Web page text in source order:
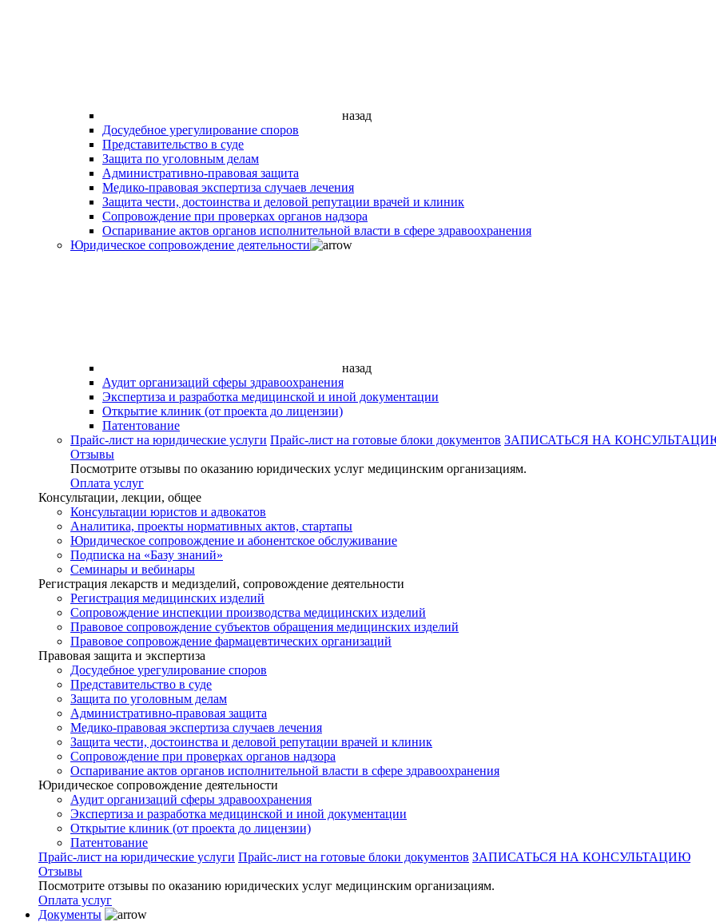
назад
Досудебное урегулирование споров
Представительство в суде
Защита по уголовным делам
Административно-правовая защита
Медико-правовая экспертиза случаев лечения
Защита чести, достоинства и деловой репутации врачей и клиник
Сопровождение при проверках органов надзора
Оспаривание актов органов исполнительной власти в сфере здравоохранения
Юридическое сопровождение деятельности
назад
Аудит организаций сферы здравоохранения
Экспертиза и разработка медицинской и иной документации
Открытие клиник (от проекта до лицензии)
Патентование
Прайс-лист на юридические услуги Прайс-лист на готовые блоки документов ЗАПИСАТЬСЯ НА
Отзывы
Посмотрите отзывы по оказанию юридических услуг медицинским организациям.
Оплата услуг
Консультации, лекции, общее
Консультации юристов и адвокатов
Аналитика, проекты нормативных актов, стартапы
Юридическое сопровождение и абонентское обслуживание
Подписка на «Базу знаний»
Семинары и вебинары
Регистрация лекарств и медизделий, сопровождение деятельности
Регистрация медицинских изделий
Сопровождение инспекции производства медицинских изделий
Правовое сопровождение субъектов обращения медицинских изделий
Правовое сопровождение фармацевтических организаций
Правовая защита и экспертиза
Досудебное урегулирование споров
Представительство в суде
Защита по уголовным делам
Административно-правовая защита
Медико-правовая экспертиза случаев лечения
Защита чести, достоинства и деловой репутации врачей и клиник
Сопровождение при проверках органов надзора
Оспаривание актов органов исполнительной власти в сфере здравоохранения
Юридическое сопровождение деятельности
Аудит организаций сферы здравоохранения
Экспертиза и разработка медицинской и иной документации
Открытие клиник (от проекта до лицензии)
Патентование
Прайс-лист на юридические услуги Прайс-лист на готовые блоки документов ЗАПИСАТЬСЯ НА КОНСУЛЬТАЦИЮ
Отзывы
Посмотрите отзывы по оказанию юридических услуг медицинским организациям.
Оплата услуг
Документы